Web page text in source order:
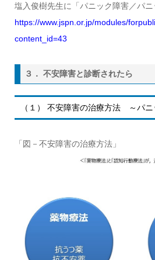
塩入俊樹先生に「パニック障害／パニ
https://www.jspn.or.jp/modules/
content_id=43
３． 不安障害と診断されたら
（１） 不安障害の治療方法 ～パニ
「図－不安障害の治療方法」